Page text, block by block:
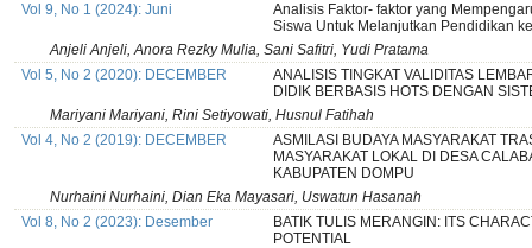
Vol 9, No 1 (2024): Juni
Analisis Faktor- faktor yang
Siswa Untuk Melanjutkan Pendidikan
Anjeli Anjeli, Anora Rezky Mulia, Sani Safitri, Yudi Pratama
Vol 5, No 2 (2020): DECEMBER
ANALISIS TINGKAT VALIDITAS
DIDIK BERBASIS HOTS DENGAN
Mariyani Mariyani, Rini Setiyowati, Husnul Fatihah
Vol 4, No 2 (2019): DECEMBER
ASMILASI BUDAYA MASYARAKAT
MASYARAKAT LOKAL DI DESA
KABUPATEN DOMPU
Nurhaini Nurhaini, Dian Eka Mayasari, Uswatun Hasanah
Vol 8, No 2 (2023): Desember
BATIK TULIS MERANGIN: ITS
POTENTIAL